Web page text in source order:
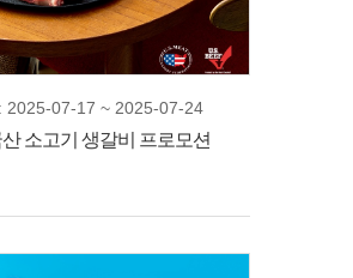
2025-07-17 ~ 2025-07-24
소고기 생갈비 프로모션